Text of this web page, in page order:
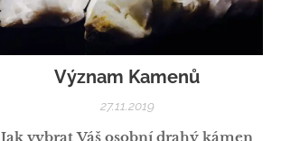
Význam Kamenů
27.11.2019
Jak vybrat Váš osobní drahý kámen